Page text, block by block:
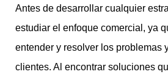
Antes de desarrollar cualquier
estudiar el enfoque comercial, ya
entender y resolver los problemas
clientes. Al encontrar soluciones